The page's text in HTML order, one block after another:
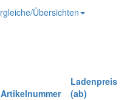
Übersichten
Artikelnummer
Ladenpreis
(ab)